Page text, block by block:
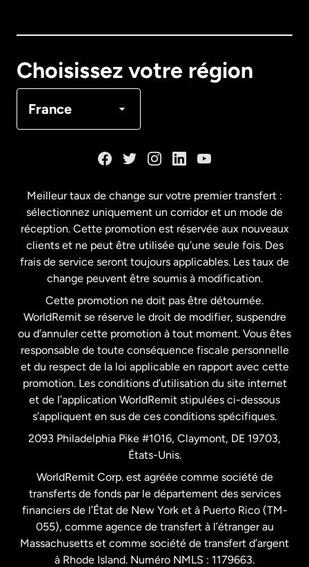
Choisissez votre région
France
Français
États-Unis English
États-Unis Español
France
Malaisie
Nouvelle-Zélande
Pays-Bas
Royaume-Uni
Suède
Meilleur taux de change sur votre premier transfert :
sélectionnez uniquement un corridor et un mode de
réception. Cette promotion est réservée aux nouveaux
clients et ne peut être utilisée qu’une seule fois. Des
frais de service seront toujours applicables. Les taux de
change peuvent être soumis à modification.
Cette promotion ne doit pas être détournée.
WorldRemit se réserve le droit de modifier, suspendre
ou d’annuler cette promotion à tout moment. Vous êtes
responsable de toute conséquence fiscale personnelle
et du respect de la loi applicable en rapport avec cette
promotion. Les conditions d’utilisation du site internet
et de l’application WorldRemit stipulées ci-dessous
s’appliquent en sus de ces conditions spécifiques.
2093 Philadelphia Pike #1016, Claymont, DE 19703,
États-Unis.
WorldRemit Corp. est agréée comme société de
transferts de fonds par le département des services
financiers de l’État de New York et à Puerto Rico (TM-
055), comme agence de transfert à l’étranger au
Massachusetts et comme société de transfert d’argent
à Rhode Island. Numéro NMLS : 1179663.